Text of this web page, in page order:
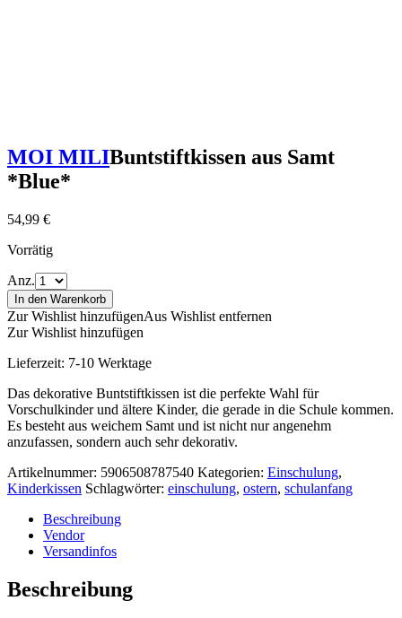
MOI MILIBuntstiftkissen aus Samt
*Blue*
54,99 €
Vorrätig
Anz.
In den Warenkorb
Zur Wishlist hinzufügenAus Wishlist entfernen
Zur Wishlist hinzufügen
Lieferzeit: 7-10 Werktage
Das dekorative Buntstiftkissen ist die perfekte Wahl für
Vorschulkinder und ältere Kinder, die gerade in die Schule kommen.
Es besteht aus weichem Samt und ist nicht nur angenehm
anzufassen, sondern auch sehr dekorativ.
Artikelnummer: 5906508787540 Kategorien: Einschulung,
Kinderkissen Schlagwörter: einschulung, ostern, schulanfang
Beschreibung
Vendor
Versandinfos
Beschreibung